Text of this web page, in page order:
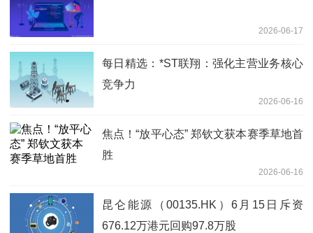
2026-06-17
每日精选：*ST联翔：强化主营业务核心
竞争力
2026-06-16
焦点！“放平心态” 郑钦文获本赛季草地首
胜
2026-06-16
昆仑能源（00135.HK）6月15日斥资
676.12万港元回购97.8万股